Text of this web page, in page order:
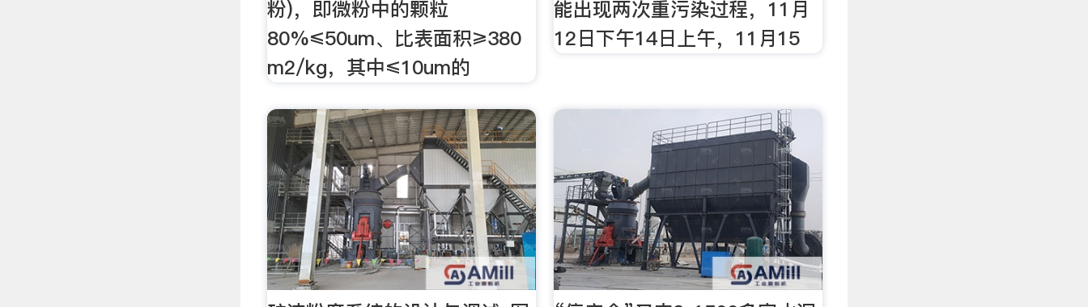
粉)，即微粉中的颗粒
80%≤50um、比表面积≥380
m2/kg，其中≤10um的
能出现两次重污染过程，11月
12日下午14日上午，11月15